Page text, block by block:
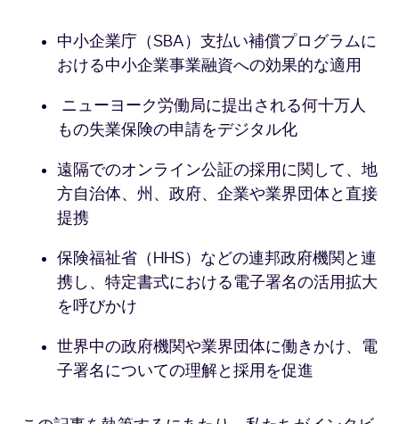
中小企業庁（SBA）支払い補償プログラムに
おける中小企業事業融資への効果的な適用
ニューヨーク労働局に提出される何十万人
もの失業保険の申請をデジタル化
遠隔でのオンライン公証の採用に関して、地
方自治体、州、政府、企業や業界団体と直接
提携
保険福祉省（HHS）などの連邦政府機関と連
携し、特定書式における電子署名の活用拡大
を呼びかけ
世界中の政府機関や業界団体に働きかけ、電
子署名についての理解と採用を促進